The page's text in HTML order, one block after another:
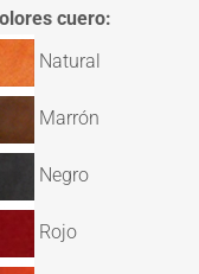
cuero:
Natural
Marrón
Negro
Rojo